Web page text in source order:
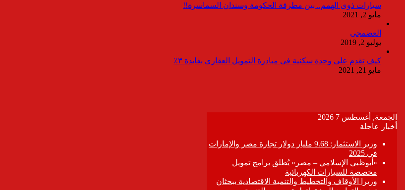
سيارات ذوى الهمم.. بين مطرقة الحكومة وسندان السماسرة!!
مايو 2, 2021
العضمجى
يوليو 2, 2019
كيف تقدم على وحدة سكنية فى مبادرة التمويل العقاري بفايدة ٣٪
مايو 21, 2021